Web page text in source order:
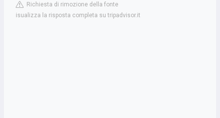
Richiesta di rimozione della fonte
isualizza la risposta completa su tripadvisor.it